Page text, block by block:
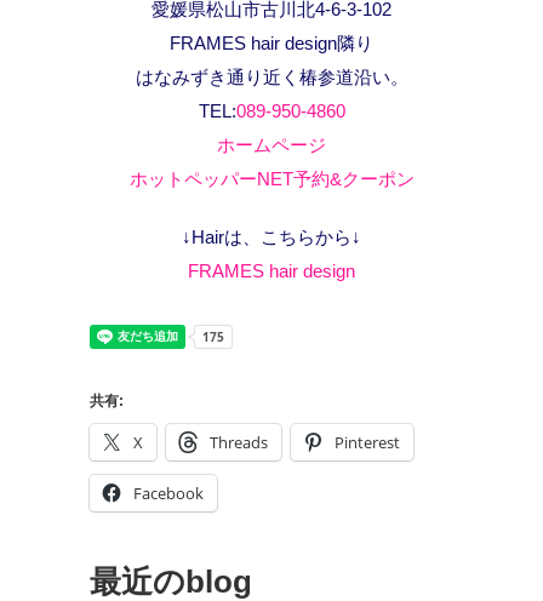
愛媛県松山市古川北4-6-3-102
FRAMES hair design隣り
はなみずき通り近く椿参道沿い。
TEL:089-950-4860
ホームページ
ホットペッパーNET予約&クーポン
↓Hairは、こちらから↓
FRAMES hair design
共有:
X Threads Pinterest
Facebook
最近のblog